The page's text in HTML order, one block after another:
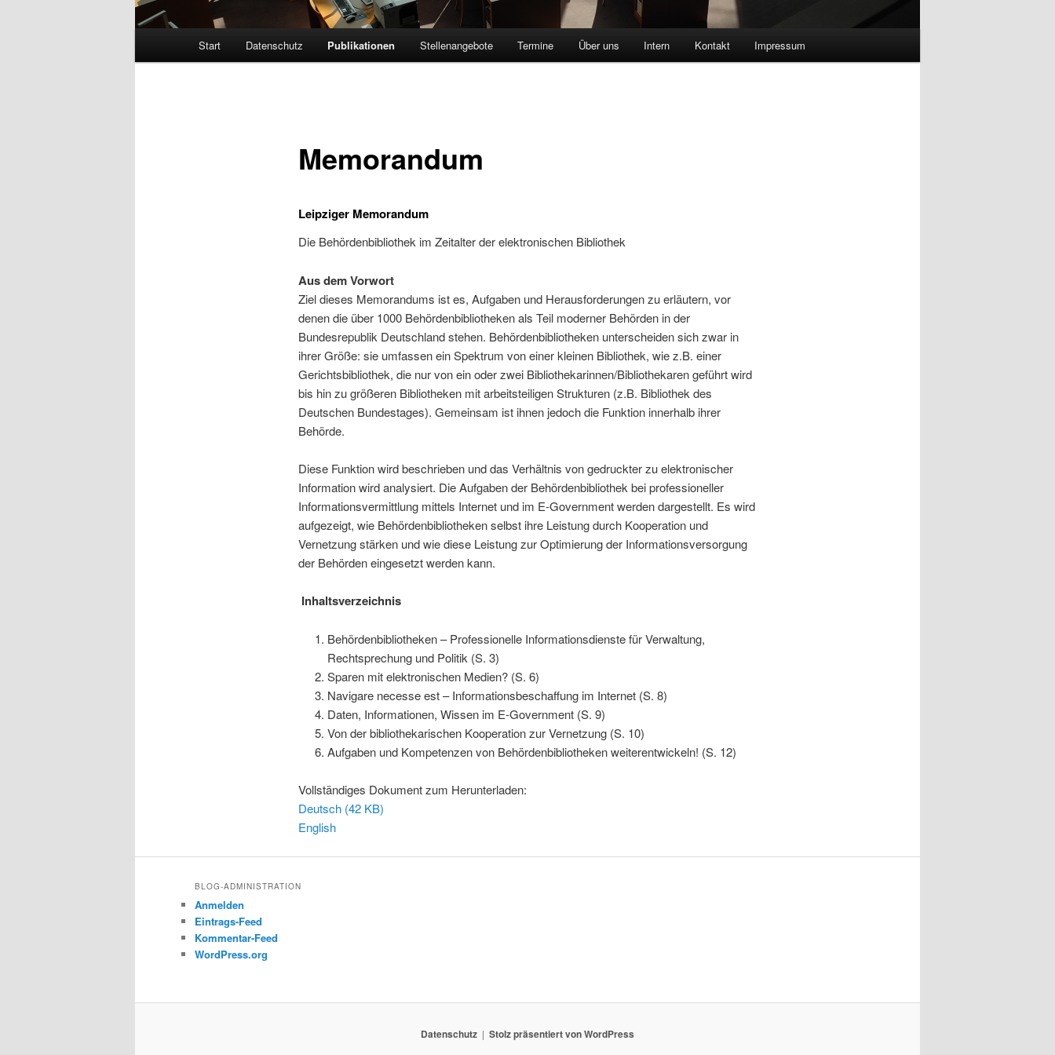
Start Datenschutz Publikationen Stellenangebote Termine Über uns Intern Kontakt Impressum
Memorandum
Leipziger Memorandum
Die Behördenbibliothek im Zeitalter der elektronischen Bibliothek
Aus dem Vorwort
Ziel dieses Memorandums ist es, Aufgaben und Herausforderungen zu erläutern, vor
denen die über 1000 Behördenbibliotheken als Teil moderner Behörden in der
Bundesrepublik Deutschland stehen. Behördenbibliotheken unterscheiden sich zwar in
ihrer Größe: sie umfassen ein Spektrum von einer kleinen Bibliothek, wie z.B. einer
Gerichtsbibliothek, die nur von ein oder zwei Bibliothekarinnen/Bibliothekaren geführt wird
bis hin zu größeren Bibliotheken mit arbeitsteiligen Strukturen (z.B. Bibliothek des
Deutschen Bundestages). Gemeinsam ist ihnen jedoch die Funktion innerhalb ihrer
Behörde.
Diese Funktion wird beschrieben und das Verhältnis von gedruckter zu elektronischer
Information wird analysiert. Die Aufgaben der Behördenbibliothek bei professioneller
Informationsvermittlung mittels Internet und im E-Government werden dargestellt. Es wird
aufgezeigt, wie Behördenbibliotheken selbst ihre Leistung durch Kooperation und
Vernetzung stärken und wie diese Leistung zur Optimierung der Informationsversorgung
der Behörden eingesetzt werden kann.
Inhaltsverzeichnis
Behördenbibliotheken – Professionelle Informationsdienste für Verwaltung,
Rechtsprechung und Politik (S. 3)
Sparen mit elektronischen Medien? (S. 6)
Navigare necesse est – Informationsbeschaffung im Internet (S. 8)
Daten, Informationen, Wissen im E-Government (S. 9)
Von der bibliothekarischen Kooperation zur Vernetzung (S. 10)
Aufgaben und Kompetenzen von Behördenbibliotheken weiterentwickeln! (S. 12)
Vollständiges Dokument zum Herunterladen:
Deutsch (42 KB)
English
BLOG-ADMINISTRATION
Anmelden
Eintrags-Feed
Kommentar-Feed
WordPress.org
Datenschutz Stolz präsentiert von WordPress